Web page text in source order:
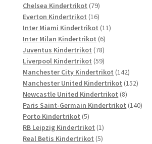
Chelsea Kindertrikot 7979
Produkte
Everton Kindertrikot 1616
Produkte
Inter Miami Kindertrikot 1111
Inter Milan Kindertrikot 66
Produkte
Juventus Kindertrikot 7878
Produkte
Liverpool Kindertrikot 5959
Produkte
Manchester City Kindertrikot 142142
Produkte
Manchester United Kindertrikot 152152
Newcastle United Kindertrikot 88
Produkte
Paris Saint-Germain Kindertrikot 140140
Porto Kindertrikot 55
Produkte
RB Leipzig Kindertrikot 11
Produkt
Real Betis Kindertrikot 55